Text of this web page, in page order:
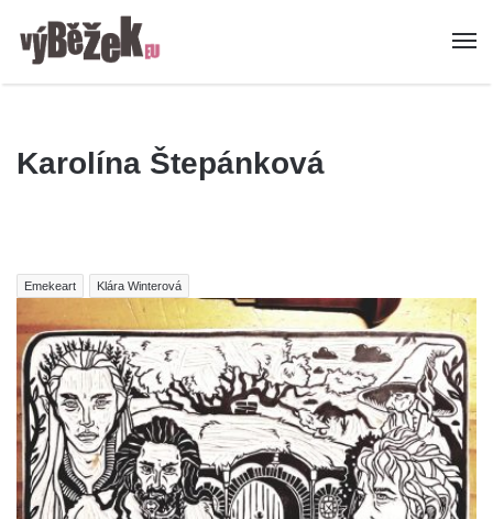
Karolína Štepánková
Emekeart Klára Winterová